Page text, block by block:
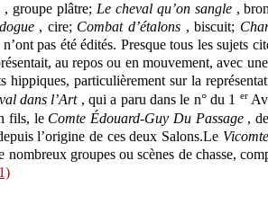
, groupe plâtre; Le cheval qu’on sangle ,
, cire; Combat d’étalons , biscuit;
pas été édités. Presque tous les sujets
au repos ou en mouvement, avec
particulièrement sur la
dans l’Art , qui a paru dans le n° du 1 er
fils, le Comte Édouard-Guy Du Passage ,
l’origine de ces deux Salons.Le
groupes ou scènes de chasse,